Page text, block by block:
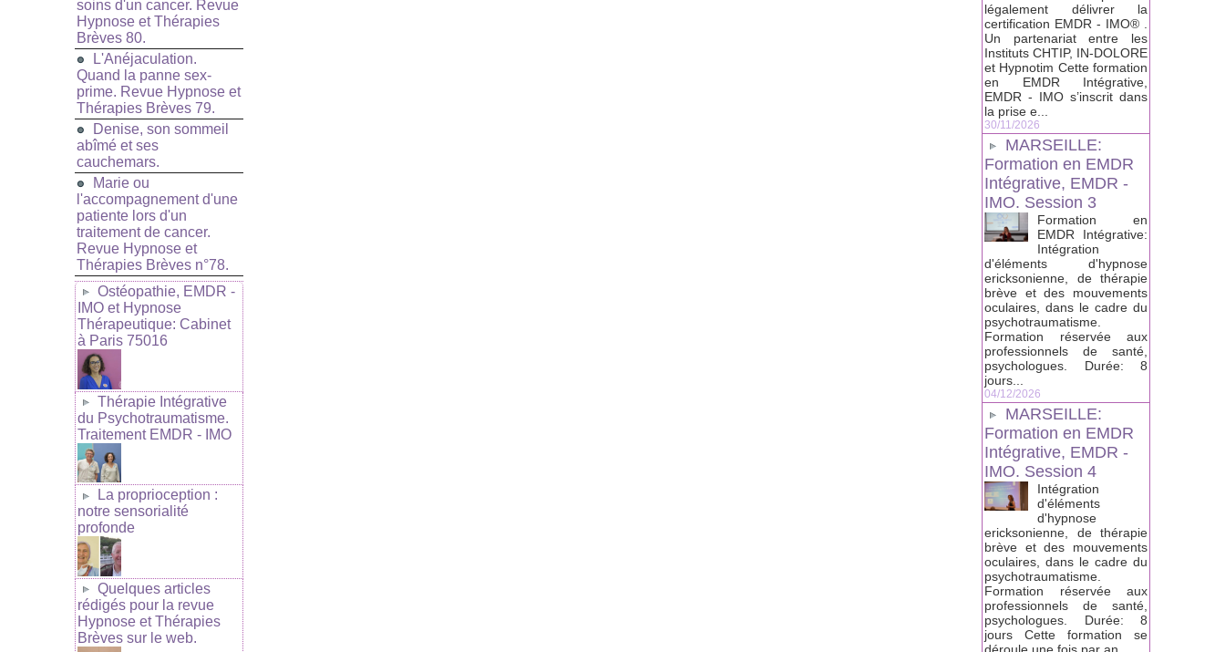
soins d'un cancer. Revue
Hypnose et Thérapies
Brèves 80.
L'Anéjaculation.
Quand la panne sex-
prime. Revue Hypnose et
Thérapies Brèves 79.
Denise, son sommeil
abîmé et ses
cauchemars.
Marie ou
l'accompagnement d'une
patiente lors d'un
traitement de cancer.
Revue Hypnose et
Thérapies Brèves n°78.
Ostéopathie, EMDR -
IMO et Hypnose
Thérapeutique: Cabinet
à Paris 75016
Thérapie Intégrative
du Psychotraumatisme.
Traitement EMDR - IMO
La proprioception :
notre sensorialité
profonde
Quelques articles
rédigés pour la revue
Hypnose et Thérapies
Brèves sur le web.
légalement délivrer la
certification EMDR - IMO® .
Un partenariat entre les
Instituts CHTIP, IN-DOLORE
et Hypnotim Cette formation
en EMDR Intégrative,
EMDR - IMO s’inscrit dans
la prise e...
30/11/2026
MARSEILLE:
Formation en EMDR
Intégrative, EMDR -
IMO. Session 3
Formation en
EMDR Intégrative:
Intégration
d'éléments d'hypnose
ericksonienne, de thérapie
brève et des mouvements
oculaires, dans le cadre du
psychotraumatisme.
Formation réservée aux
professionnels de santé,
psychologues. Durée: 8
jours...
04/12/2026
MARSEILLE:
Formation en EMDR
Intégrative, EMDR -
IMO. Session 4
Intégration
d'éléments
d'hypnose
ericksonienne, de thérapie
brève et des mouvements
oculaires, dans le cadre du
psychotraumatisme.
Formation réservée aux
professionnels de santé,
psychologues. Durée: 8
jours Cette formation se